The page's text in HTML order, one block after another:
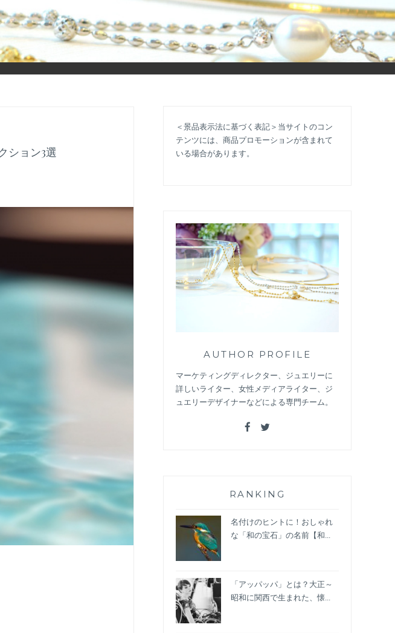
WEBメディアです。 お役立ち情報やコラムで大人のおしゃれを応援します。
ション3選
＜景品表示法に基づく表記＞当サイトのコン
テンツには、商品プロモーションが含まれて
いる場合があります。
AUTHOR PROFILE
マーケティングディレクター、ジュエリーに
詳しいライター、女性メディアライター、ジ
ュエリーデザイナーなどによる専門チーム。
RANKING
名付けのヒントに！おしゃれ
な「和の宝石」の名前【和...
「アッパッパ」とは？大正～
昭和に関西で生まれた、懐...